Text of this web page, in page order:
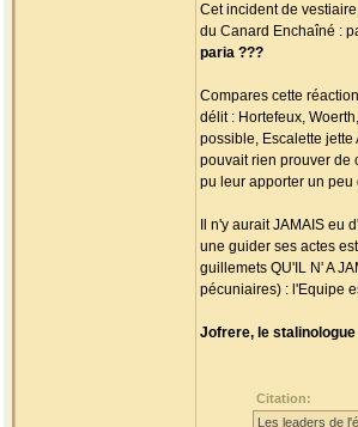
Cet incident de
du Canard Enchaîné :
paria ???
Compares cette
délit : Hortefeux,
possible, Escalette
pouvait rien prouver de
pu leur apporter un peu
Il n'y aurait JAMAIS
une guider ses actes
guillemets QU'IL N' A
pécuniaires) : l'Equipe
Jofrere, le stalinologue
Citation:
Les leaders de